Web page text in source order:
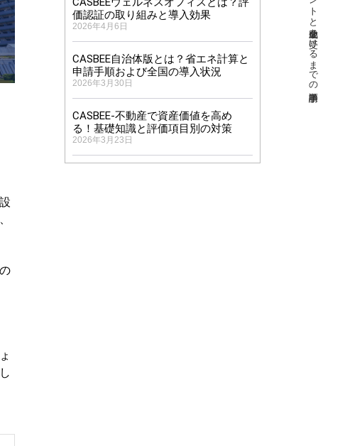
価認証の取り組みと導入効果
2026年4月6日
CASBEE自治体版とは？省エネ計算と
申請手順および全国の導入状況
2026年3月30日
CASBEE-不動産で資産価値を高め
る！基礎知識と評価項目別の対策
2026年3月23日